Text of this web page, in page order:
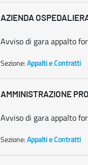
AZIENDA
Avviso di gara appalto
Sezione:Appalti e Contratti
AMMINISTRAZIONE
Avviso di gara appalto
Sezione:Appalti e Contratti